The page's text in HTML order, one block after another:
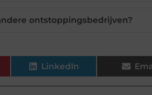
ontstoppingsbedrijven?
LinkedIn